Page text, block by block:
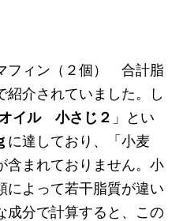
フィン（２個） 合計脂
紹介されていました。し
イル 小さじ２ 」とい
に達しており、「小麦
含まれておりません。小
によって若干脂質が違い
成分で計算すると、この